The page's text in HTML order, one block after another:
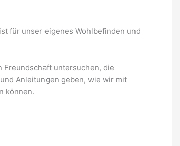
für unser eigenes Wohlbefinden und
untersuchen, die
Anleitungen geben, wie wir mit
können.